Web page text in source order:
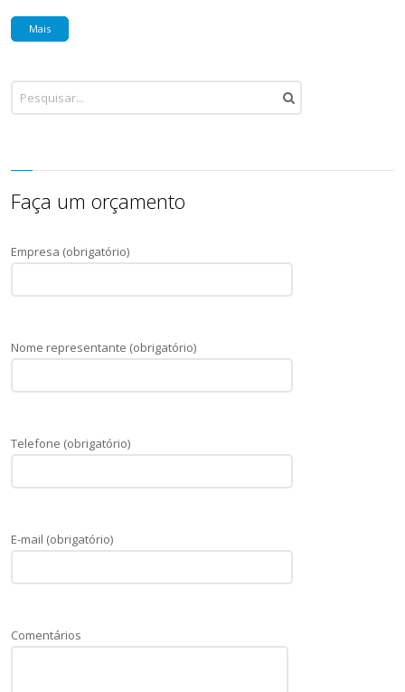
Mais
Faça um orçamento
Empresa (obrigatório)
Nome representante (obrigatório)
Telefone (obrigatório)
E-mail (obrigatório)
Comentários